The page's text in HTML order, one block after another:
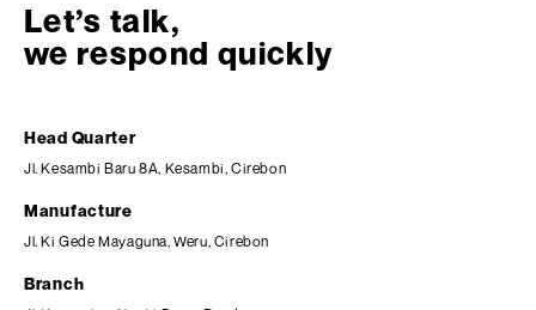
Let’s talk,
we respond quickly
Head Quarter
Jl. Kesambi Baru 8A, Kesambi, Cirebon
Manufacture
Jl. Ki Gede Mayaguna, Weru, Cirebon
Branch